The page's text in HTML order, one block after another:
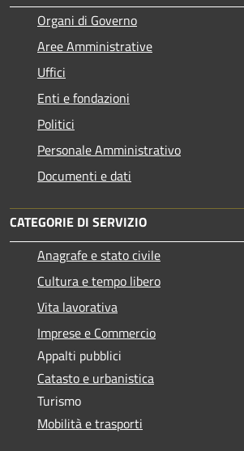
Organi di Governo
Aree Amministrative
Uffici
Enti e fondazioni
Politici
Personale Amministrativo
Documenti e dati
CATEGORIE DI SERVIZIO
Anagrafe e stato civile
Cultura e tempo libero
Vita lavorativa
Imprese e Commercio
Appalti pubblici
Catasto e urbanistica
Turismo
Mobilità e trasporti